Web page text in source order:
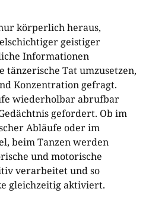
körperlich heraus,
geistiger
Informationen
tänzerische Tat umzusetzen,
Konzentration gefragt.
wiederholbar abrufbar
gefordert. Ob im
Abläufe oder im
beim Tanzen werden
und motorische
verarbeitet und so
gleichzeitig aktiviert.